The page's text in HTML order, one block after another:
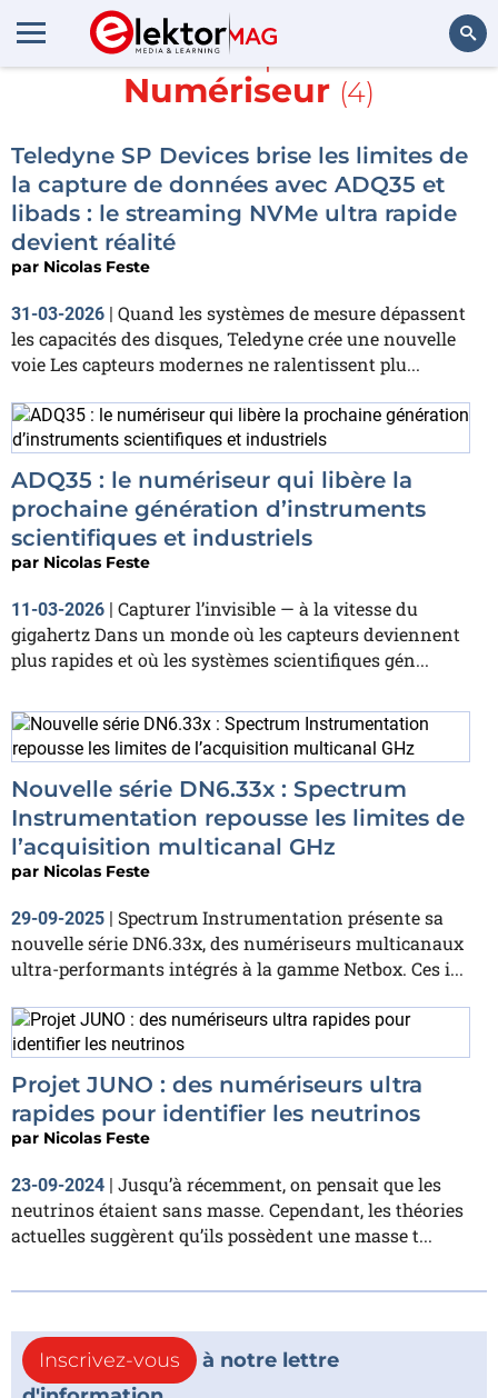
En savoir plus sur
Numériseur (4)
Teledyne SP Devices brise les limites de
la capture de données avec ADQ35 et
libads : le streaming NVMe ultra rapide
devient réalité
par Nicolas Feste
31-03-2026 | Quand les systèmes de mesure dépassent
les capacités des disques, Teledyne crée une nouvelle
voie Les capteurs modernes ne ralentissent plu...
ADQ35 : le numériseur qui libère la
prochaine génération d’instruments
scientifiques et industriels
par Nicolas Feste
11-03-2026 | Capturer l’invisible — à la vitesse du
gigahertz Dans un monde où les capteurs deviennent
plus rapides et où les systèmes scientifiques gén...
Nouvelle série DN6.33x : Spectrum
Instrumentation repousse les limites de
l’acquisition multicanal GHz
par Nicolas Feste
29-09-2025 | Spectrum Instrumentation présente sa
nouvelle série DN6.33x, des numériseurs multicanaux
ultra-performants intégrés à la gamme Netbox. Ces i...
Projet JUNO : des numériseurs ultra
rapides pour identifier les neutrinos
par Nicolas Feste
23-09-2024 | Jusqu’à récemment, on pensait que les
neutrinos étaient sans masse. Cependant, les théories
actuelles suggèrent qu’ils possèdent une masse t...
Inscrivez-vous
à notre lettre